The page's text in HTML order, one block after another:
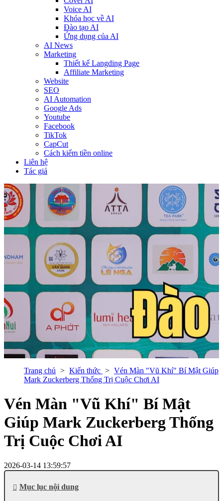
Voice AI
Khóa học về AI
Đào tạo AI
Ứng dụng của AI
AI News
Marketing
Thiết kế Langding Page
Affiliate Marketing
Website
SEO
AI Automation
Google Ads
Youtube
Facebook
TikTok
CapCut
Cách kiếm tiền online
Liên hệ
Tác giả
Trang chủ Kiến thức
Vén Màn "Vũ Khí" Bí Mật Giúp
Mark Zuckerberg Thống Trị Cuộc Chơi AI
Vén Màn "Vũ Khí" Bí Mật
Giúp Mark Zuckerberg Thống
Trị Cuộc Chơi AI
2026-03-14 13:59:57
Mục lục nội dung